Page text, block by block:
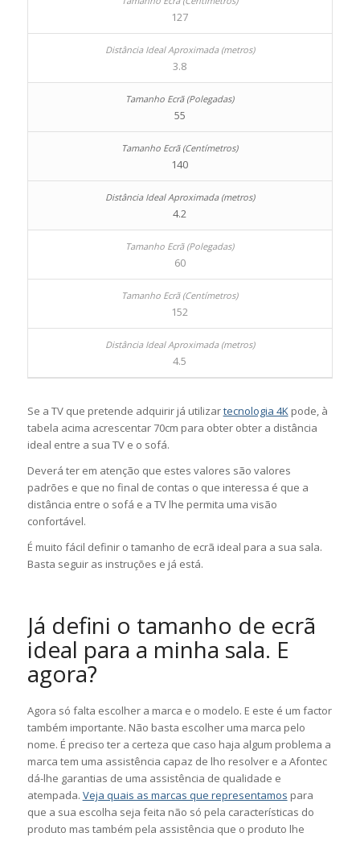
127
3.8
55
140
4.2
60
152
4.5
Se a TV que pretende adquirir já utilizartecnologia 4Kpode, à
tabela acima acrescentar 70cm para obter obter a distância
ideal entre a sua TV e o sofá.
Deverá ter em atenção que estes valores são valores
padrões e que no final de contas o que interessa é que a
distância entre o sofá e a TV lhe permita uma visão
confortável.
É muito fácil definir o tamanho de ecrã ideal para a sua sala.
Basta seguir as instruções e já está.
Já defini o tamanho de ecrã
ideal para a minha sala. E
agora?
Agora só falta escolher a marca e o modelo. E este é um factor
também importante. Não basta escolher uma marca pelo
nome. É preciso ter a certeza que caso haja algum problema a
marca tem uma assistência capaz de lho resolver e a Afontec
dá-lhe garantias de uma assistência de qualidade e
atempada. Veja quais as marcas que representamos para
que a sua escolha seja feita não só pela características do
produto mas também pela assistência que o produto lhe